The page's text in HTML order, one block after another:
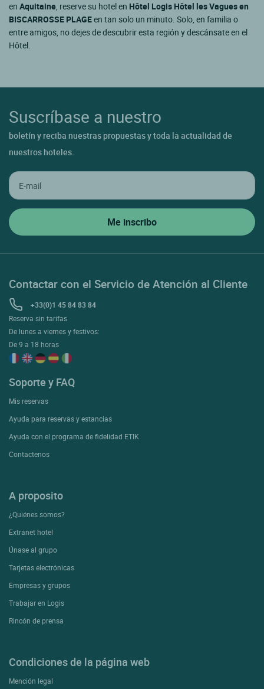
en Aquitaine, reserve su hotel en Hôtel Logis Hôtel les Vagues en
BISCARROSSE PLAGEen tan solo un minuto. Solo, en familia o
entre amigos, no dejes de descubrir esta región y descánsate en el
Hôtel.
Suscríbase a nuestro
boletín y reciba nuestras propuestas y toda la actualidad de
nuestros hoteles.
Contactar con el Servicio de Atención al Cliente
+33(0)1 45 84 83 84
Reserva sin tarifas
De lunes a viernes y festivos:
De 9 a 18 horas
Soporte y FAQ
Mis reservas
Ayuda para reservas y estancias
Ayuda con el programa de fidelidad ETIK
Contactenos
A proposito
¿Quiénes somos?
Extranet hotel
Únase al grupo
Tarjetas electrónicas
Empresas y grupos
Trabajar en Logis
Rincón de prensa
Condiciones de la página web
Mención legal